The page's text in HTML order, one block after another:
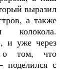
выразил
а также
и уже через
о том, что
поделился с